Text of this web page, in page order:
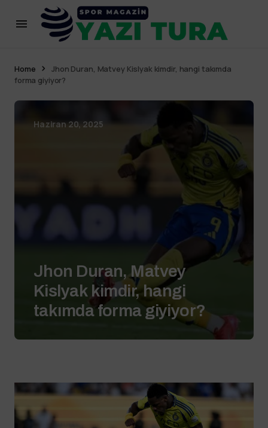
Home
Jhon Duran, Matvey Kislyak kimdir, hangi takımda
forma giyiyor?
Haziran 20, 2025
Jhon Duran, Matvey
Kislyak kimdir, hangi
takımda forma giyiyor?